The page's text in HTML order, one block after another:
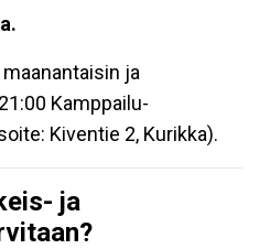
ja
Kamppailu-
Kiventie 2, Kurikka).
ja